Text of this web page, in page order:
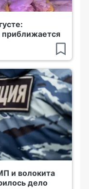
приближается
и волокита
дело